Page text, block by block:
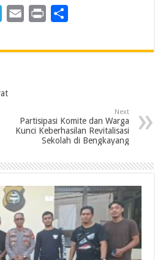
l
r
a
i
a
Next
Partisipasi Komite dan Warga
Kunci Keberhasilan Revitalisasi
Sekolah di Bengkayang